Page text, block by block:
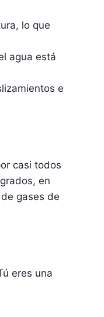
lo que
agua está
e
casi todos
en
gases de
eres una